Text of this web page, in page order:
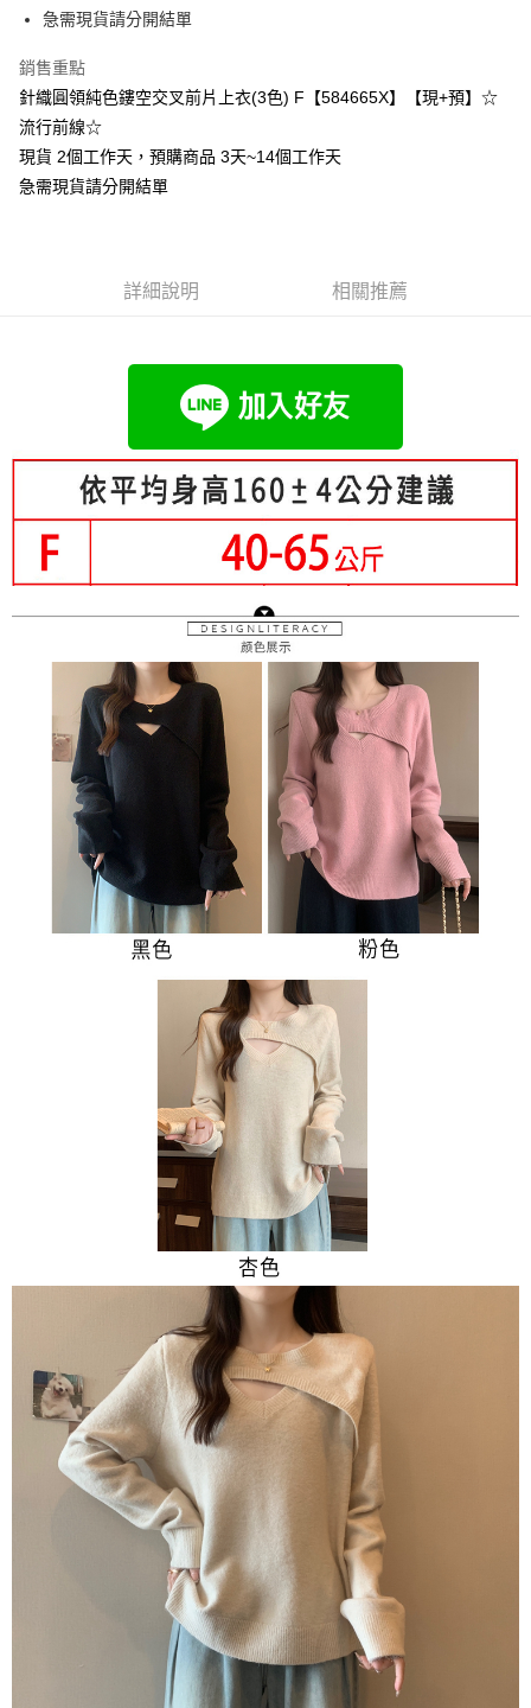
悠遊付
Google Pay
全支付
大哥付你分期
2.付款方式選擇「大哥付你分期」，訂單成立後會自動跳轉到大哥付的交易
4.訂單成立30分鐘內，如未前往確認交易或遇審核未通過，訂單將自動取
消。如遇「轉專審核」未通過狀況，表示未達大哥付你分期系統評分，恕無
1.分期款項不併入電信帳單，「大哥付你分期」於每月結算日後寄送繳費提
醒簡訊。
2.透過簡訊連結打開帳單後，可選擇「超商條碼／台灣大直營門市／銀行轉
帳／街口支付／iPASS MONEY」等通路繳費。
1.本服務係由「台灣大哥大股份有限公司」（以下簡稱本公司）所提供，讓
用戶於交易時，得透過本服務購買商品或服務，並由商店將買賣／分期付款
買賣價金債權讓與本公司後，依約使用本公司帳單繳交帳款。
2.基於同意付款使用「大哥付你分期」之契約關係目的，商店將以您的個人
資料（包含姓名、電話或地址）提供予台灣大哥大進項蒐集、處理及利用，
由本公司與您本人進行分期帳單所需資料之確認、核對及更正。
3.完整用戶服務條款，請詳閱以下連結：
https://oppay.tw/userRule
１．簡單：不需註冊會員、不需綁卡、不需儲值。
２．便利：只要手機號碼，簡訊認證，即可結帳。
３．安心：先確認商品／服務後，再付款。
【「AFTEE先享後付」結帳流程】
１．於結帳方式選擇「AFTEE先享後付」後，將跳轉至「AFTEE先享後付」
結帳頁面，進行簡訊認證並確認金額後，即可完成結帳。
２．訂單成立數日內，您將收到繳費通知簡訊。
３．收到繳費通知簡訊後14天內，點擊此簡訊中的連結，可透過四大超商／
ATM／網路銀行／等多元方式進行付款，方視為交易完成。
購買商品的店家。未經商家同意取消之訂單仍視為有效，需透過AFTEE先享
※ 交易是否成功請以「AFTEE先享後付 」之結帳頁面顯示為準，若有關於
是否繳費成功／繳費後需取消欲退款等相關疑問，請聯繫「AFTEE先享後付
客戶支援中心」https://netprotections.freshdesk.com/support/home
【注意事項】
１．透過由恩沛科技股份有限公司提供之「AFTEE先享後付」服務完成之交
易，需依本服務之必要範圍內提供個人資料，並將交易相關給付款項請求債
權轉讓予恩沛科技股份有限公司。
２．關於個人資料處理事宜，請瀏覽以下網址：
https://aftee.tw/terms/#terms3
３．未成年的使用者請事先徵得法定代理人或監護人之同意方可使用
「AFTEE先享後付」，若未經同意申辦者引起之損失，本公司不負相關責
４．使用「AFTEE先享後付」時，將依據個別帳號之用戶狀況，依本公司即
時審查核予不同之上限額度；若仍有額度不足之情形，本公司將視審查結果
請求用戶進行身份認證。
５．嚴禁一人註冊多個帳號或使用他人資訊註冊。若發現惡意使用之情形，
恩沛科技股份有限公司將有權停止該用戶之使用額度並採取法律行動。
「Hami Point」為中華電信所提供之點數服務，可於會員專區綁定中華電信
會員帳號後，即可在購物車使用 Hami Point 折抵消費金額 (1點等於1元)。
運送方式
全家付款取貨
每筆NT$80，滿NT$699(含以上)免運費
付款後全家取貨
每筆NT$80，滿NT$699(含以上)免運費
每筆NT$80，滿NT$699(含以上)免運費
7-11付款取貨
每筆NT$80，滿NT$699(含以上)免運費
付款後7-11取貨
每筆NT$80，滿NT$699(含以上)免運費
每筆NT$70，滿NT$699(含以上)免運費
每筆NT$90，滿NT$699(含以上)免運費
急需現貨請分開結單
銷售重點
針織圓領純色鏤空交叉前片上衣(3色) F【584665X】【現+預】☆
流行前線☆
現貨 2個工作天，預購商品 3天~14個工作天
急需現貨請分開結單
詳細說明 相關推薦